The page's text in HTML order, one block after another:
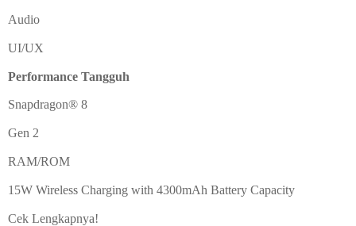
Audio
UI/UX
Performance Tangguh
Snapdragon® 8
Gen 2
RAM/ROM
15W Wireless Charging with 4300mAh Battery Capacity
Cek Lengkapnya!